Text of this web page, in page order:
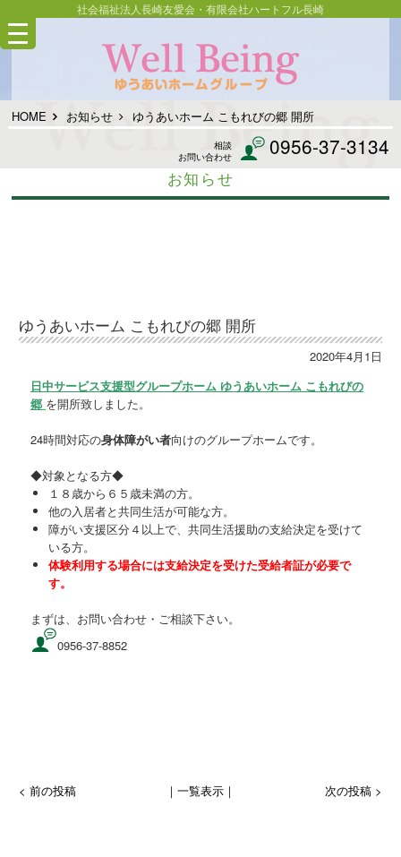
社会福祉法人長崎友愛会・有限会社ハートフル長崎
HOME お知らせ ゆうあいホーム こもれびの郷 開所
相談
お問い合わせ
0956-37-3134
お知らせ
ゆうあいホーム こもれびの郷 開所
2020年4月1日
日中サービス支援型グループホーム ゆうあいホーム こもれびの
郷 を開所致しました。
24時間対応の身体障がい者向けのグループホームです。
◆対象となる方◆
１８歳から６５歳未満の方。
他の入居者と共同生活が可能な方。
障がい支援区分４以上で、共同生活援助の支給決定を受けて
いる方。
体験利用する場合には支給決定を受けた受給者証が必要で
す。
まずは、お問い合わせ・ご相談下さい。
0956-37-8852
< 前の投稿 ｜一覧表示｜ 次の投稿 >